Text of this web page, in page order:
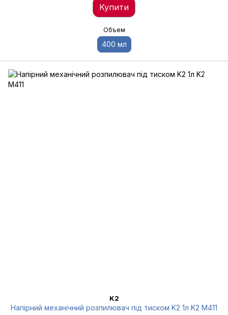
Купити
Объем
400 мл
K2
Напірний механічний розпилювач під тиском K2 1л K2 M411